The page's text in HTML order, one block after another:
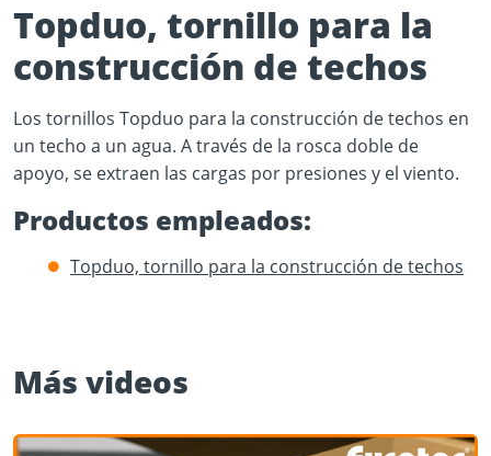
Play Video
YouTube content loads after clicking.
Topduo, tornillo para la
construcción de techos
Los tornillos Topduo para la construcción de techos en
un techo a un agua. A través de la rosca doble de
apoyo, se extraen las cargas por presiones y el viento.
Productos empleados:
Topduo, tornillo para la construcción de techos
Más videos